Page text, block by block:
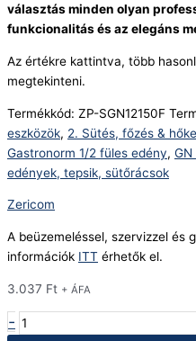
választás minden olyan
funkcionalitás és az elegáns
Az értékre kattintva, több
megtekinteni.
Termékkód: ZP-SGN12150F
eszközök, 2. Sütés, főzés &
Gastronorm 1/2 füles edény,
edények, tepsik, sütőrácsok
Zericom
A beüzemeléssel, szervizzel és
információk ITT érhetők el.
3.037 Ft + ÁFA
-